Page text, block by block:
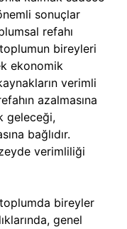
sonuçlar
refahı
bireyleri
ekonomik
verimli
azalmasına
geleceği,
bağlıdır.
verimliliği
bireyler
genel